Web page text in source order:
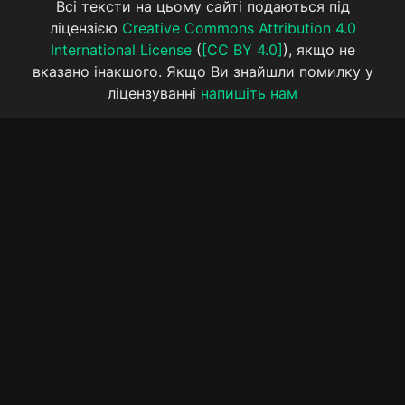
Всі тексти на цьому сайті подаються під
ліцензією Creative Commons Attribution 4.0
International License( [CC BY 4.0] ), якщо не
вказано інакшого. Якщо Ви знайшли помилку у
ліцензуванні напишіть нам